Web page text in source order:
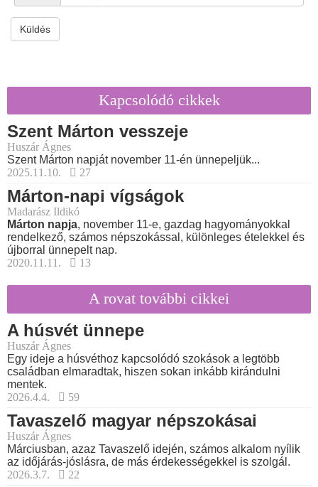
Küldés
Kapcsolódó cikkek
Szent Márton vesszeje
Huszár Ágnes
Szent Márton napját november 11-én ünnepeljük...
2025.11.10.
27
Márton-napi vígságok
Madarász Ildikó
Márton napja, november 11-e, gazdag hagyományokkal
rendelkező, számos népszokással, különleges ételekkel és
újborral ünnepelt nap.
2020.11.11.
13
A rovat további cikkei
A húsvét ünnepe
Huszár Ágnes
Egy ideje a húsvéthoz kapcsolódó szokások a legtöbb
családban elmaradtak, hiszen sokan inkább kirándulni
mentek.
2026.4.4.
59
Tavaszelő magyar népszokásai
Huszár Ágnes
Márciusban, azaz Tavaszelő idején, számos alkalom nyílik
az időjárás-jóslásra, de más érdekességekkel is szolgál.
2026.3.7.
22